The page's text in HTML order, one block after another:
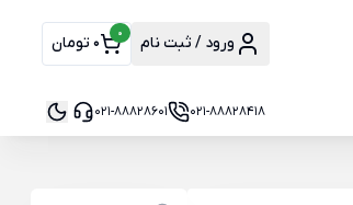
ورود / ثبت نام 0 0 تومان
021-88828418
021-88828601